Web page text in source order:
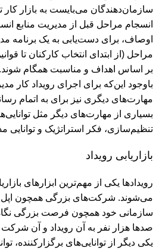
سازمان‌دهندگان می‌بایست به بازار کار
انسجام مراحل قبل از مدیریت منابع
اوصاف، برای دست‌یابی به یک برنامه
مراحل (از ابتدای انتخاب کارکنان تا
بر اساس اهداف و مناسبت همگام شوند.
باوجود این‌که برای اجرای رویداد کار
مهارت‌های دیگری نیز برای به اتمام
بسیاری از مهارت‌های دیگر مثل
تنظیم‌سازی، فکر استراتژیک و توانایی
بازاریابی رویداد
روﯾﺪادﻫﺎ ﯾﮑﯽ از مهم‌ترین اﺑﺰارﻫﺎی
ﻣﯽ‌ﺷﻮﻧﺪ. ﺷﺮﮐﺖ‌ﻫﺎی ﺑﺰرﮔﯽ ﻫﻤﭽﻮن اﭘﻞ
ﺳﺎزﻣﺎﻧﯽ ﺧﻮد همچون ﻓﺮﺻﺖ ﺑﺰرﮔﯽ
ﺻﺪﻫﺎ ﻫﺰار ﻧﻔﺮ ﺑﻪ آن روﯾﺪاد و آن
یکی دیگر از توانایی‌های برگزارکننده،